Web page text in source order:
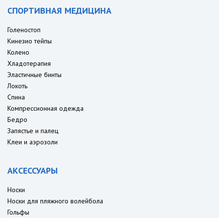
СПОРТИВНАЯ МЕДИЦИНА
Голеностоп
Кинезио тейпы
Колено
Хладотерапия
Эластичные бинты
Локоть
Спина
Компрессионная одежда
Бедро
Запястье и палец
Клеи и аэрозоли
АКСЕССУАРЫ
Носки
Носки для пляжного волейбола
Гольфы